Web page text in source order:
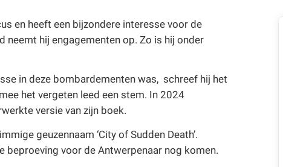
en heeft een bijzondere interesse voor de
neemt hij engagementen op. Zo is hij onder
in deze bombardementen was, schreef hij het
het vergeten leed een stem. In 2024
versie van zijn boek.
geuzennaam ‘City of Sudden Death’.
voor de Antwerpenaar nog komen.